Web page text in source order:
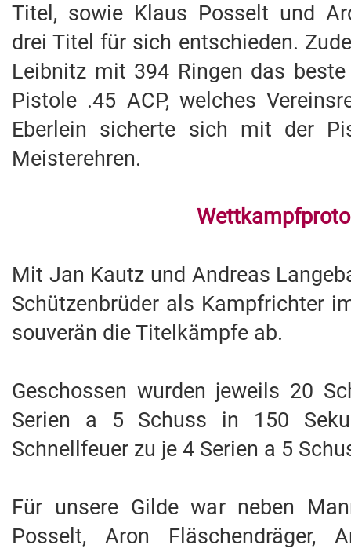
Titel, sowie Klaus Posselt und
drei Titel für sich entschieden.
Leibnitz mit 394 Ringen das
Pistole .45 ACP, welches
Eberlein sicherte sich mit der
Meisterehren.
Mit Jan Kautz und Andreas
Schützenbrüder als Kampfrichter
souverän die Titelkämpfe ab.
Geschossen wurden jeweils 20
Serien a 5 Schuss in 150
Schnellfeuer zu je 4 Serien a 5
Für unsere Gilde war neben
Posselt, Aron Fläschendräger,